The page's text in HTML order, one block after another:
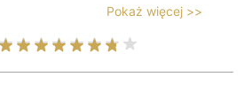
Pokaż więcej >>